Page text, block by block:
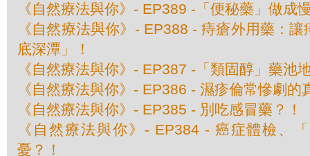
《自然療法與你》- EP389 -「便秘藥」做成
《自然療法與你》- EP388 - 痔瘡外用藥：
底深潭」！
《自然療法與你》- EP387 -「類固醇」藥池
《自然療法與你》- EP386 - 濕疹倫常慘劇的
《自然療法與你》- EP385 - 別吃感冒藥？！
《自然療法與你》- EP384 - 癌症體檢、
憂？！